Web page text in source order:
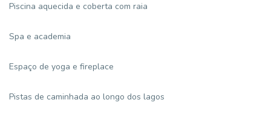
Piscina aquecida e coberta com raia
Spa e academia
Espaço de yoga e fireplace
Pistas de caminhada ao longo dos lagos